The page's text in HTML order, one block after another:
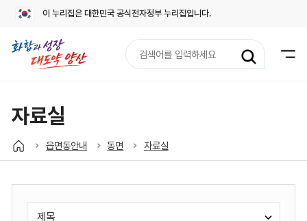
이 누리집은 대한민국 공식전자정부 누리집입니다.
검
색
자료실
읍면동안내 동면 자료실
게
검